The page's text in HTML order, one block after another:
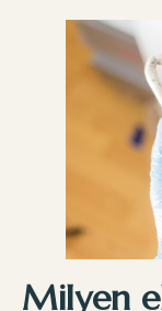
Milyen